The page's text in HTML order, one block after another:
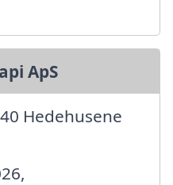
ApS
Hedehusene